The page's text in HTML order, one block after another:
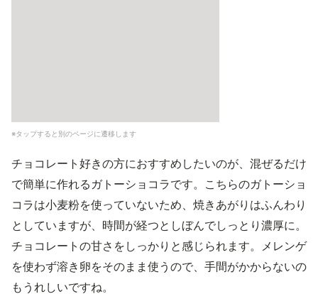
※タップすると別のページに遷移します
チョコレート好きの方におすすめしたいのが、混ぜるだけ
で簡単に作れるガトーショコラです。こちらのガトーショ
コラは小麦粉を使っていないため、焼きあがりはふんわり
としていますが、時間が経つとしぼんでしっとり濃厚に。
チョコレートの甘さをしっかりと感じられます。メレンゲ
を使わず溶き卵をそのまま使うので、手間がかからないの
もうれしいですね。